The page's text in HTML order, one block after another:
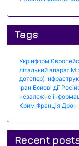
Tags
Укрінформ
літальний апарат
дотепер)
Іран Бойові дії
незалежне
Крим Франція Дрон
Recent